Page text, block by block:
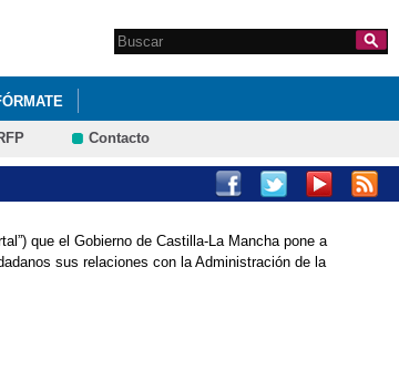
Formulario de
Search this site
(¡INTERESANTE!)
Contacto
que el Gobierno de Castilla-La Mancha pone a
sus relaciones con la Administración de la